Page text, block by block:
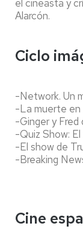
el cineasta y
Alarcón.
Ciclo
-Network. Un
-La muerte en
-Ginger y Fred
-Quiz Show:
-El show de
-Breaking
Cine